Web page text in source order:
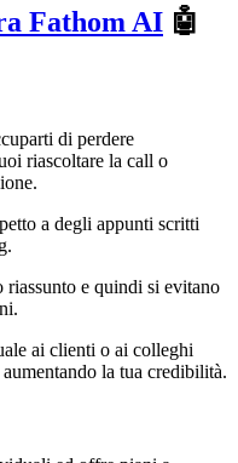
Fathom AI 🤖
di perdere
riascoltare la call o
a degli appunti scritti
riassunto e quindi si evitano
ai clienti o ai colleghi
la tua credibilità.